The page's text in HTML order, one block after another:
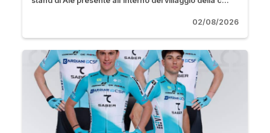
02/08/2026